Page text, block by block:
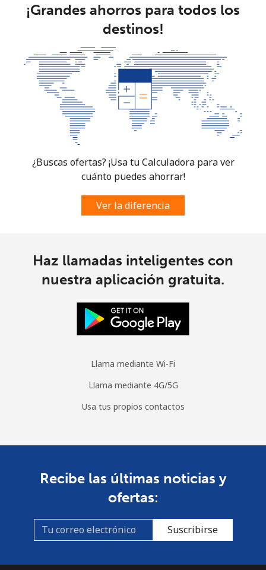
¡Grandes ahorros para todos los
destinos!
¿Buscas ofertas? ¡Usa tu Calculadora para ver
cuánto puedes ahorrar!
Ver la diferencia
Haz llamadas inteligentes con
nuestra aplicación gratuita.
Llama mediante Wi-Fi
Llama mediante 4G/5G
Usa tus propios contactos
Recibe las últimas noticias y
ofertas:
Suscribirse